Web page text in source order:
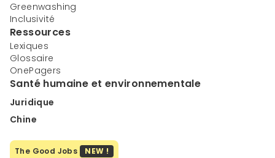
Greenwashing
Inclusivité
Ressources
Lexiques
Glossaire
OnePagers
Santé humaine et environnementale
Juridique
Chine
The Good Jobs NEW !